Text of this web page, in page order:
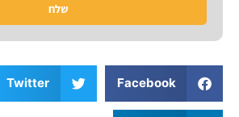
שלח
Facebook
Twitter